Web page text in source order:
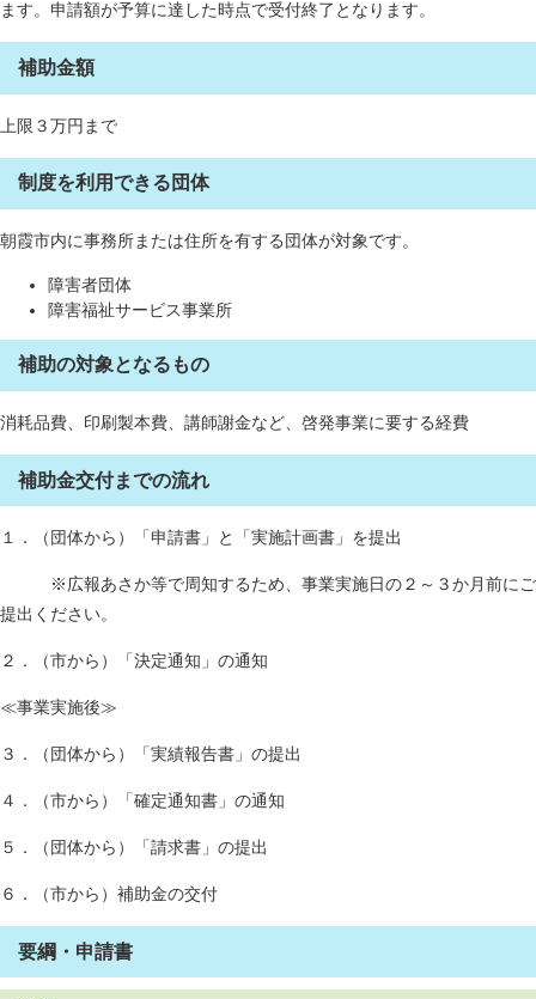
ます。申請額が予算に達した時点で受付終了となります。
補助金額
上限３万円まで
制度を利用できる団体
朝霞市内に事務所または住所を有する団体が対象です。
障害者団体
障害福祉サービス事業所
補助の対象となるもの
消耗品費、印刷製本費、講師謝金など、啓発事業に要する経費
補助金交付までの流れ
１．（団体から）「申請書」と「実施計画書」を提出
※広報あさか等で周知するため、事業実施日の２～３か月前にご
提出ください。
２．（市から）「決定通知」の通知
≪事業実施後≫
３．（団体から）「実績報告書」の提出
４．（市から）「確定通知書」の通知
５．（団体から）「請求書」の提出
６．（市から）補助金の交付
要綱・申請書